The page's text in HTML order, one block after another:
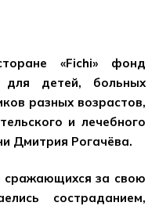
«Fichi» фонд
для детей, больных
разных возрастов,
и лечебного
Дмитрия Рогачёва.
сражающихся за свою
состраданием,